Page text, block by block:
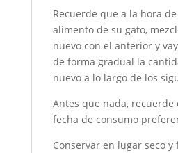
Recuerde que a la hora
alimento de su gato,
nuevo con el anterior y
de forma gradual la
nuevo a lo largo de los
Antes que nada, recuerde
fecha de consumo
Conservar en lugar seco y